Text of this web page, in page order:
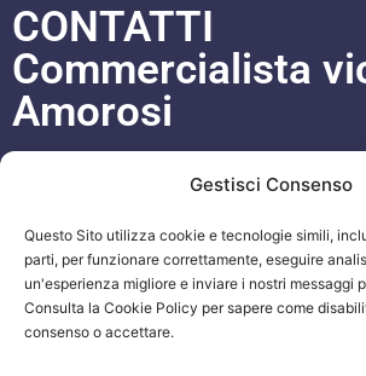
Gestisci Consenso
Questo Sito utilizza cookie e tecnologie simili,
parti, per funzionare correttamente, eseguire
un'esperienza migliore e inviare i nostri messaggi
Consulta la Cookie Policy per sapere come
consenso o accettare.
CONTATTI
Commercialista
Amorosi
Cell. 333 93 97 542
Blog
ORARI APERTURA UFFICI
Lun-Ven 09:00 – 19:00